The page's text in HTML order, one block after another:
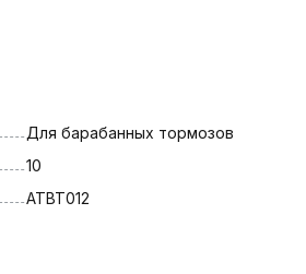
Для барабанных тормозов
10
ATBT012